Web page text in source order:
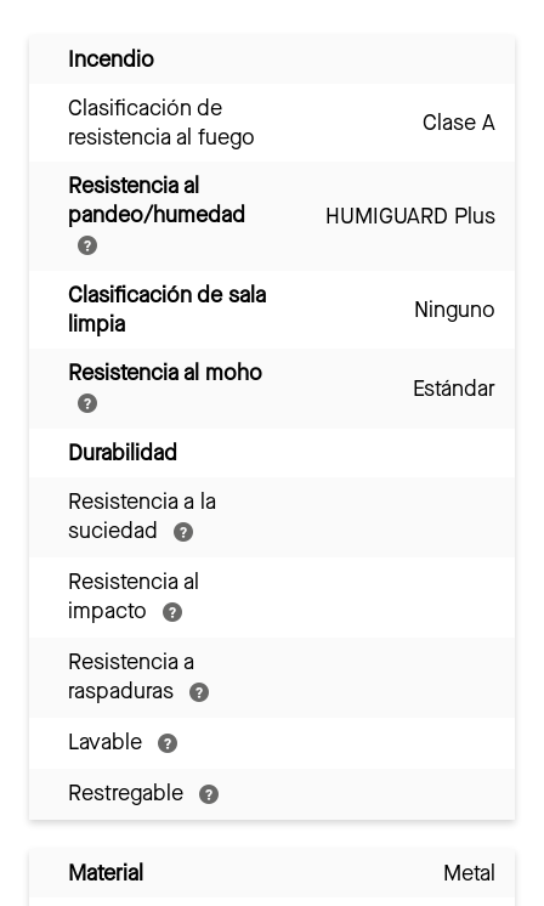
Incendio
Clasificación de
resistencia al fuego
Clase A
Resistencia al
pandeo/humedad
HUMIGUARD Plus
Clasificación de sala
limpia
Ninguno
Resistencia al moho
Estándar
Durabilidad
Resistencia a la
suciedad
Resistencia al
impacto
Resistencia a
raspaduras
Lavable
Restregable
Material
Metal